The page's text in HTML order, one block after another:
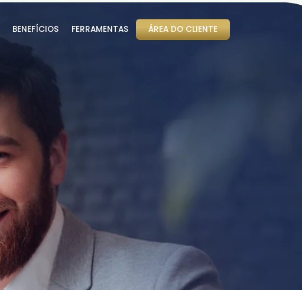
BENEFÍCIOS FERRAMENTAS ÁREA DO CLIENTE